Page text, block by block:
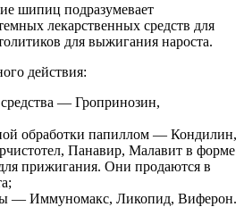
шипиц подразумевает
лекарственных средств для
для выжигания нароста.
действия:
— Гропринозин,
обработки папиллом — Кондилин,
Панавир, Малавит в форме
прижигания. Они продаются в
— Иммуномакс, Ликопид, Виферон.